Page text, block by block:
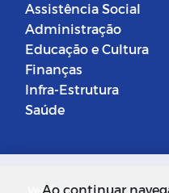
Assistência Social
Administração
Educação e Cultura
Finanças
Infra-Estrutura
Saúde
Versão do Sistema: 5.0.268
Ao continuar